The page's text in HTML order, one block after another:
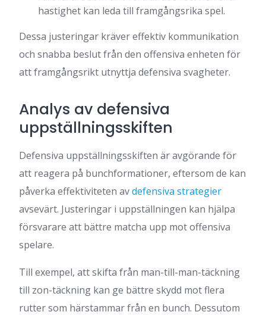
hastighet kan leda till framgångsrika spel.
Dessa justeringar kräver effektiv kommunikation
och snabba beslut från den offensiva enheten för
att framgångsrikt utnyttja defensiva svagheter.
Analys av defensiva
uppställningsskiften
Defensiva uppställningsskiften är avgörande för
att reagera på bunchformationer, eftersom de kan
påverka effektiviteten avdefensiva strategier
avsevärt. Justeringar i uppställningen kan hjälpa
försvarare att bättre matcha upp mot offensiva
spelare.
Till exempel, att skifta från man-till-man-täckning
till zon-täckning kan ge bättre skydd mot flera
rutter som härstammar från en bunch. Dessutom